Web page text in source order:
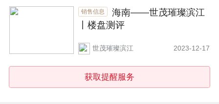
销售信息
海南——世茂璀璨滨江
丨楼盘测评
世茂璀璨滨江 2023-12-17
获取提醒服务